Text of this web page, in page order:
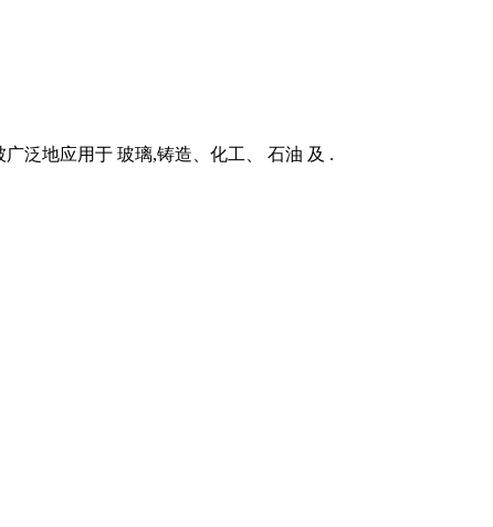
泛地应用于 玻璃,铸造、化工、 石油 及 .